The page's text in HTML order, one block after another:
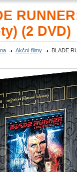
(2 DVD)
Akční filmy BLADE